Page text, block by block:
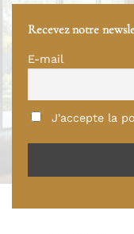
Recevez notre
E-mail
J'accepte la